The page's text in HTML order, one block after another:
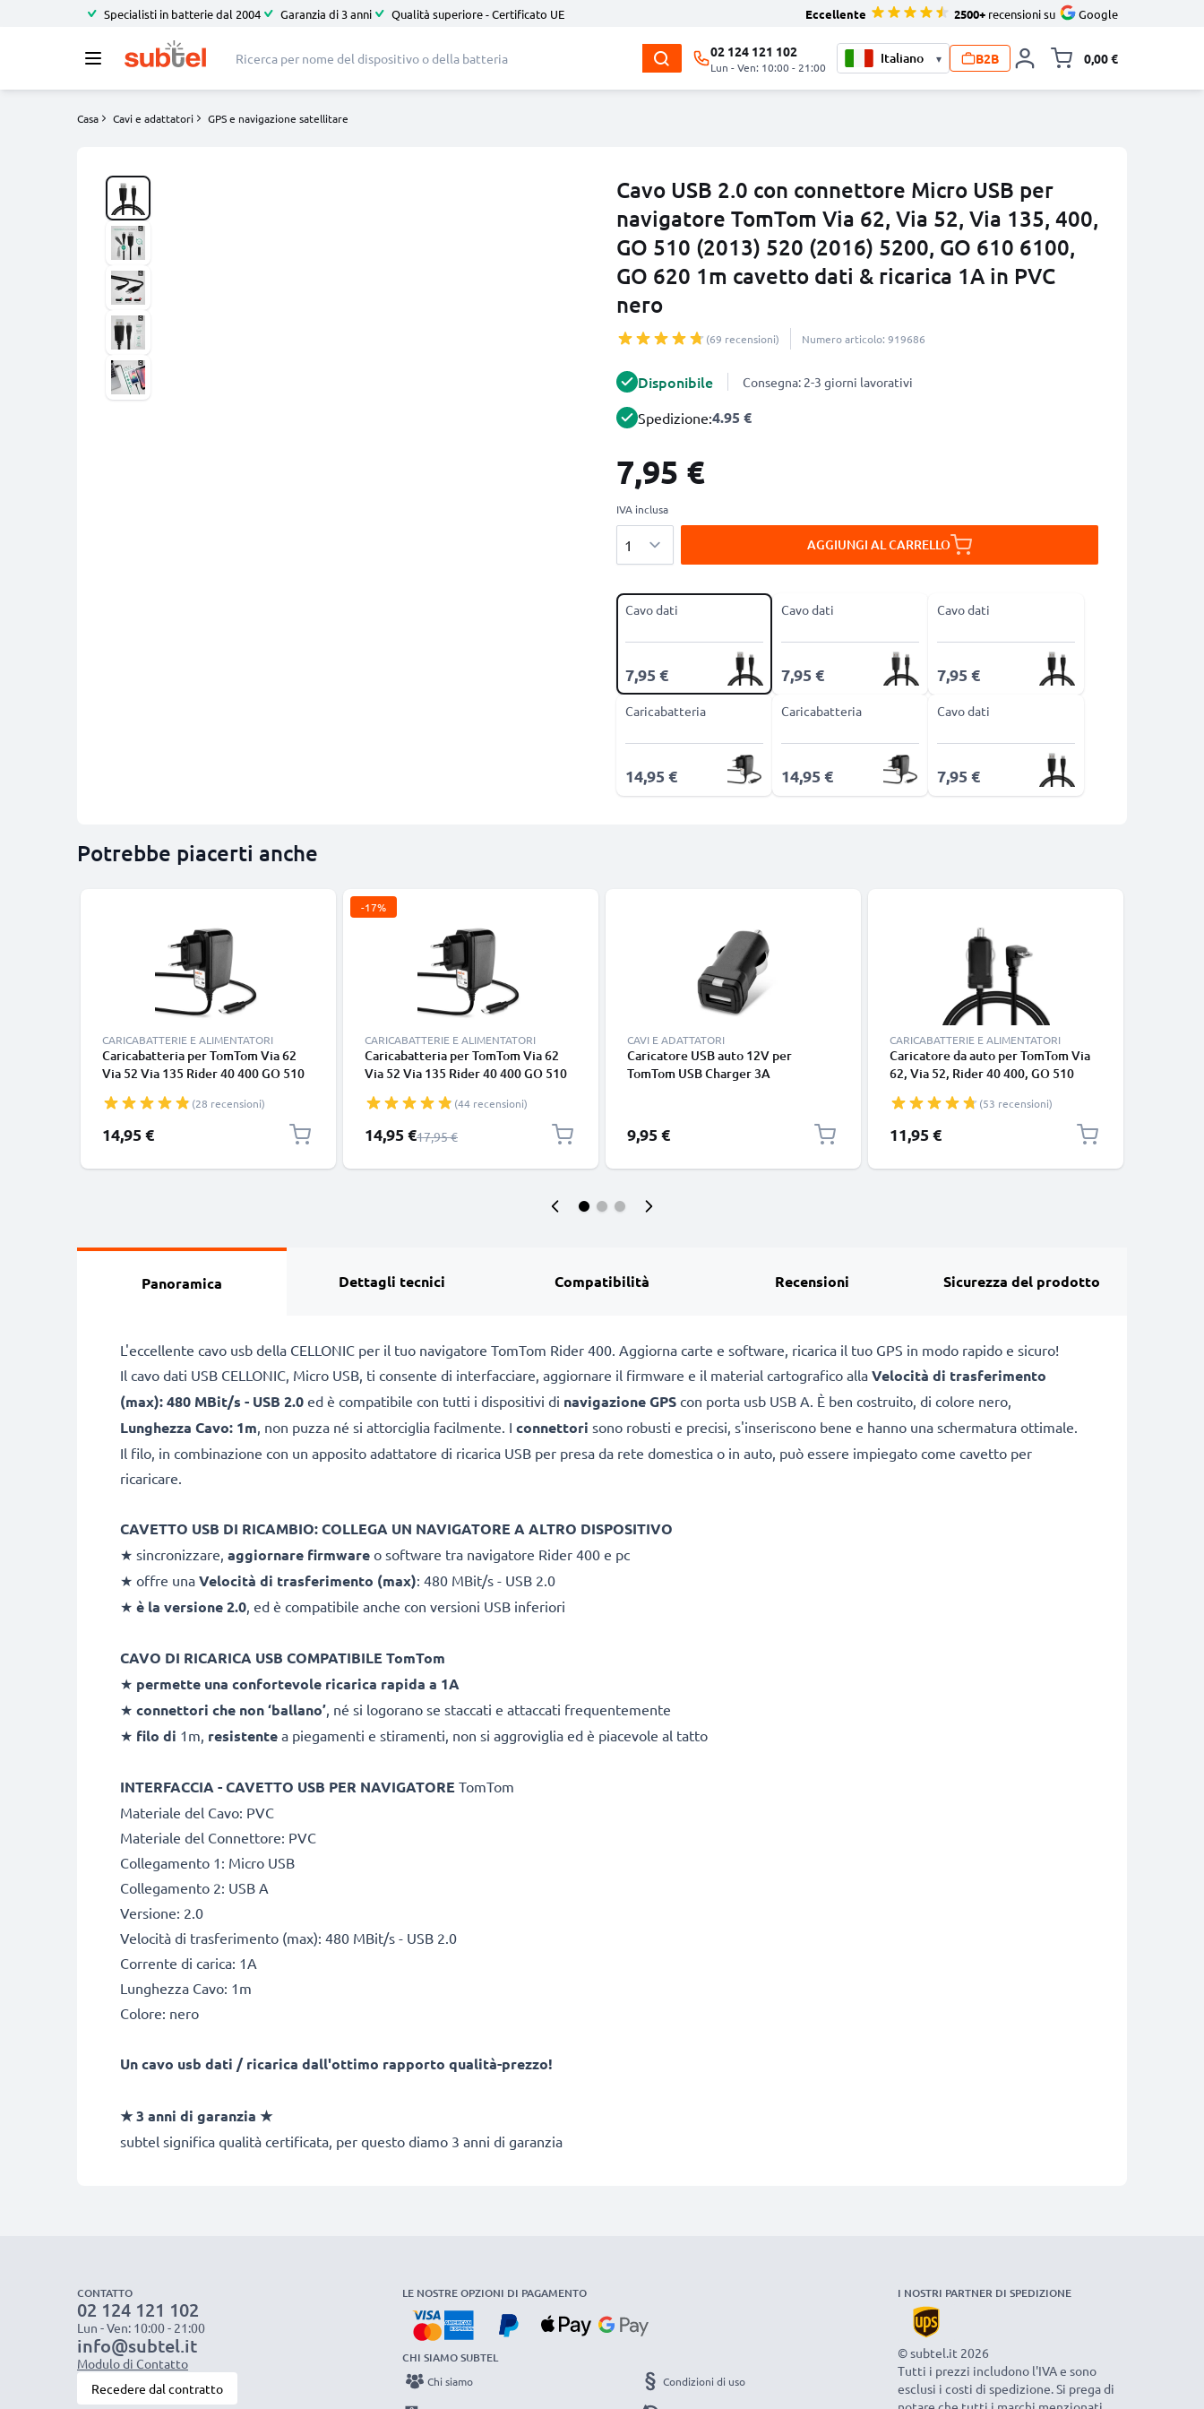
Specialisti in batterie dal 2004 Garanzia di 3 anni Qualità superiore - Certificato UE Eccellente 2500+ recensioni su Google
02 124 121 102
Lun - Ven: 10:00 - 21:00
▾ B2B 0,00 €
Casa Cavi e adattatori GPS e navigazione satellitare
Cavo USB 2.0 con connettore Micro USB per
navigatore TomTom Via 62, Via 52, Via 135, 400,
GO 510 (2013) 520 (2016) 5200, GO 610 6100,
GO 620 1m cavetto dati & ricarica 1A in PVC
nero
(69 recensioni) Numero articolo: 919686
Disponibile Consegna: 2-3 giorni lavorativi
Spedizione:4.95 €
7,95 €
IVA inclusa
AGGIUNGI AL CARRELLO
Cavo dati
7,95 €
Cavo dati
7,95 €
Cavo dati
7,95 €
Caricabatteria
14,95 €
Caricabatteria
14,95 €
Cavo dati
7,95 €
Potrebbe piacerti anche
CARICABATTERIE E ALIMENTATORI
Caricabatteria per TomTom Via 62
Via 52 Via 135 Rider 40 400 GO 510
2000mA Caricatore 1.2m con spina
europea
(28 recensioni)
14,95 €
-17%
CARICABATTERIE E ALIMENTATORI
Caricabatteria per TomTom Via 62
Via 52 Via 135 Rider 40 400 GO 510
Caricatore 1.1m con spina europea
(44 recensioni)
Prezzo speciale
14,95 €Prezzo normale
17,95 €
CAVI E ADATTATORI
Caricatore USB auto 12V per
TomTom USB Charger 3A
9,95 €
CARICABATTERIE E ALIMENTATORI
Caricatore da auto per TomTom Via
62, Via 52, Rider 40 400, GO 510
6100 Start 62 Start 52, Touch, Vio,
filo di 1.1m, ricarica rapida in
macchina a 5V 1A Caricabatteria
(53 recensioni)
11,95 €
Panoramica Dettagli tecnici Compatibilità Recensioni Sicurezza del prodotto
L'eccellente cavo usb della CELLONIC per il tuo navigatore TomTom Rider 400. Aggiorna carte e software, ricarica il tuo GPS in modo rapido e sicuro!
Il cavo dati USB CELLONIC, Micro USB, ti consente di interfacciare, aggiornare il firmware e il material cartografico alla Velocità di trasferimento
(max): 480 MBit/s - USB 2.0 ed è compatibile con tutti i dispositivi di navigazione GPS con porta usb USB A. È ben costruito, di colore nero,
Lunghezza Cavo: 1m, non puzza né si attorciglia facilmente. I connettori sono robusti e precisi, s'inseriscono bene e hanno una schermatura ottimale.
Il filo, in combinazione con un apposito adattatore di ricarica USB per presa da rete domestica o in auto, può essere impiegato come cavetto per
ricaricare.
CAVETTO USB DI RICAMBIO: COLLEGA UN NAVIGATORE A ALTRO DISPOSITIVO
★ sincronizzare, aggiornare firmware o software tra navigatore Rider 400 e pc
★ offre una Velocità di trasferimento (max): 480 MBit/s - USB 2.0
★ è la versione 2.0, ed è compatibile anche con versioni USB inferiori
CAVO DI RICARICA USB COMPATIBILE TomTom
★ permette una confortevole ricarica rapida a 1A
★ connettori che non ‘ballano’, né si logorano se staccati e attaccati frequentemente
★ filo di 1m, resistente a piegamenti e stiramenti, non si aggroviglia ed è piacevole al tatto
INTERFACCIA - CAVETTO USB PER NAVIGATORE TomTom
Materiale del Cavo: PVC
Materiale del Connettore: PVC
Collegamento 1: Micro USB
Collegamento 2: USB A
Versione: 2.0
Velocità di trasferimento (max): 480 MBit/s - USB 2.0
Corrente di carica: 1A
Lunghezza Cavo: 1m
Colore: nero
Un cavo usb dati / ricarica dall'ottimo rapporto qualità-prezzo!
★3 anni di garanzia ★
subtel significa qualità certificata, per questo diamo 3 anni di garanzia
CONTATTO
02 124 121 102
Lun - Ven: 10:00 - 21:00
info@subtel.it
Modulo di Contatto
Recedere dal contratto
LE NOSTRE OPZIONI DI PAGAMENTO
CHI SIAMO SUBTEL
Chi siamo Condizioni di uso
I NOSTRI PARTNER DI SPEDIZIONE
© subtel.it 2026
Tutti i prezzi includono l'IVA e sono
esclusi i costi di spedizione. Si prega di